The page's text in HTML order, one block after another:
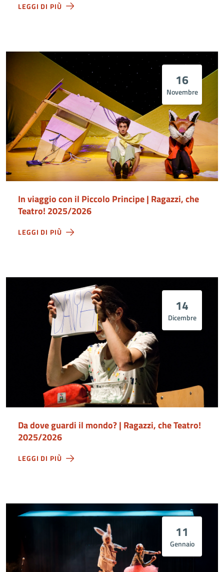
LEGGI DI PIÙ
16
Novembre
In viaggio con il Piccolo Principe | Ragazzi, che
Teatro! 2025/2026
LEGGI DI PIÙ
14
Dicembre
Da dove guardi il mondo? | Ragazzi, che Teatro!
2025/2026
LEGGI DI PIÙ
11
Gennaio